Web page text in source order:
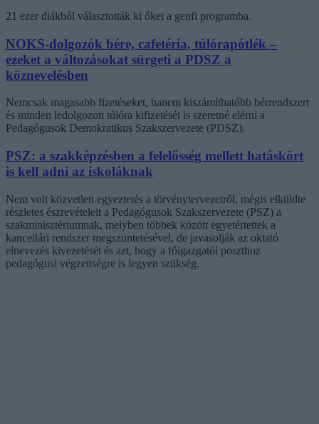
21 ezer diákból választották ki őket a genfi programba.
NOKS-dolgozók bére, cafetéria, túlórapótlék –
ezeket a változásokat sürgeti a PDSZ a
köznevelésben
Nemcsak magasabb fizetéseket, hanem kiszámíthatóbb bérrendszert
és minden ledolgozott túlóra kifizetését is szeretné elérni a
Pedagógusok Demokratikus Szakszervezete (PDSZ).
PSZ: a szakképzésben a felelősség mellett hatáskört
is kell adni az iskoláknak
Nem volt közvetlen egyeztetés a törvénytervezetről, mégis elküldte
részletes észrevételeit a Pedagógusok Szakszervezete (PSZ) a
szakminisztériumnak, melyben többek között egyetértettek a
kancellári rendszer megszüntetésével, de javasolják az oktató
elnevezés kivezetését és azt, hogy a főigazgatói poszthoz
pedagógusi végzettségre is legyen szükség.